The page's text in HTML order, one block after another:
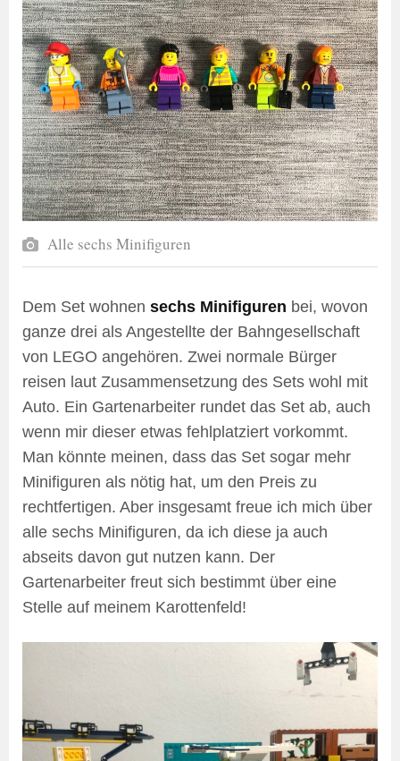
Alle sechs Minifiguren
Dem Set wohnen sechs Minifiguren bei, wovon
ganze drei als Angestellte der Bahngesellschaft
von LEGO angehören. Zwei normale Bürger
reisen laut Zusammensetzung des Sets wohl mit
Auto. Ein Gartenarbeiter rundet das Set ab, auch
wenn mir dieser etwas fehlplatziert vorkommt.
Man könnte meinen, dass das Set sogar mehr
Minifiguren als nötig hat, um den Preis zu
rechtfertigen. Aber insgesamt freue ich mich über
alle sechs Minifiguren, da ich diese ja auch
abseits davon gut nutzen kann. Der
Gartenarbeiter freut sich bestimmt über eine
Stelle auf meinem Karottenfeld!